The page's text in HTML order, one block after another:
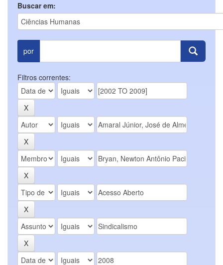
Buscar em:
por
Filtros correntes: